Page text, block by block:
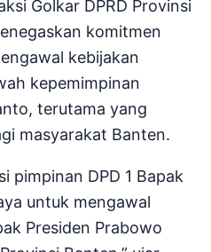
Golkar DPRD Provinsi
komitmen
kebijakan
kepemimpinan
terutama yang
masyarakat Banten.
pimpinan DPD 1 Bapak
untuk mengawal
Presiden Prabowo